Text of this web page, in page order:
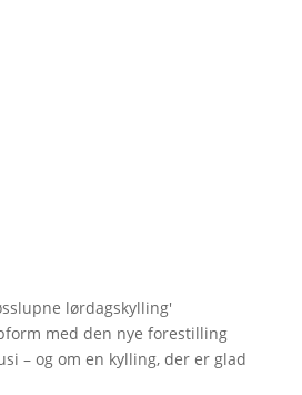
lørdagskylling'
med den nye forestilling
– og om en kylling, der er glad